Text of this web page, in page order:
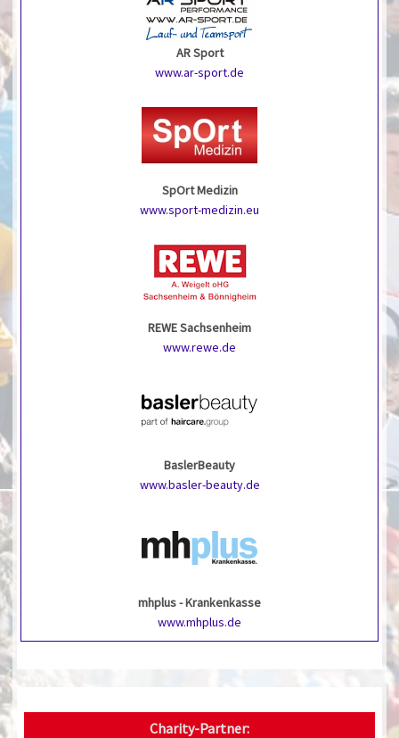
AR Sport
www.ar-sport.de
SpOrt Medizin
www.sport-medizin.eu
REWE Sachsenheim
www.rewe.de
BaslerBeauty
www.basler-beauty.de
mhplus - Krankenkasse
www.mhplus.de
Charity-Partner: